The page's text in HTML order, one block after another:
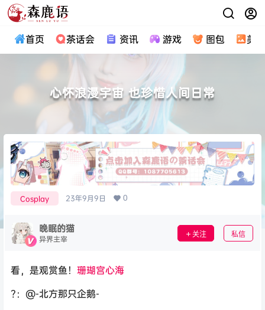
首页 茶话会 资讯 游戏 图包 美
心怀浪漫宇宙 也珍惜人间日常
Cosplay 23年9月9日 0
晚眠的猫
异界主宰 关注 私信
看，是观赏鱼！ 珊瑚宫心海
?：@-北方那只企鹅- ​​​